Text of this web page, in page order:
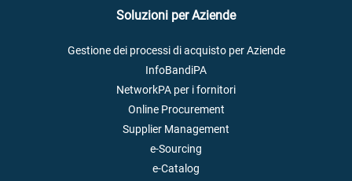
Soluzioni per Aziende
Gestione dei processi di acquisto per Aziende
InfoBandiPA
NetworkPA per i fornitori
Online Procurement
Supplier Management
e-Sourcing
e-Catalog